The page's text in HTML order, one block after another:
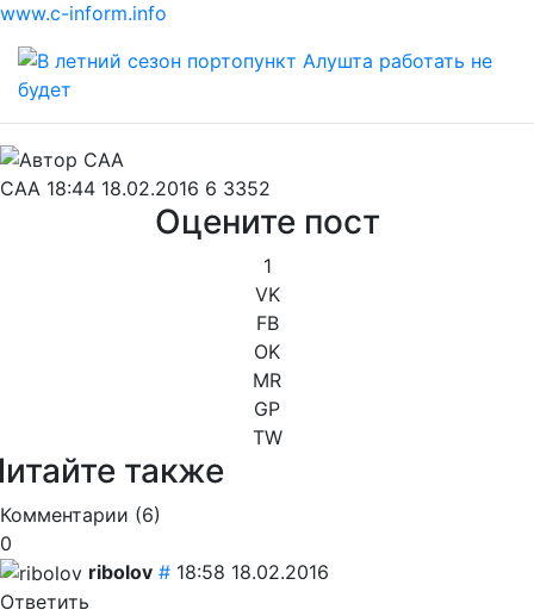
www.c-inform.info
CAA 18:44 18.02.2016 6 3352
Оцените пост
1
VK
FB
OK
MR
GP
TW
также
Комментарии (6)
0
ribolov # 18:58 18.02.2016
Ответить